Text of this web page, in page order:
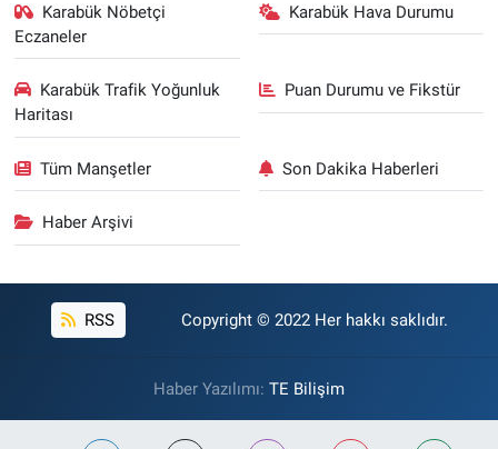
Karabük Nöbetçi
Eczaneler
Karabük Hava Durumu
Karabük Trafik Yoğunluk
Haritası
Puan Durumu ve Fikstür
Tüm Manşetler Son Dakika Haberleri
Haber Arşivi
RSS Copyright © 2022 Her hakkı saklıdır.
Haber Yazılımı: TE Bilişim